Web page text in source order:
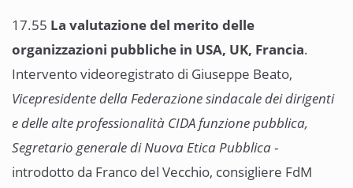
17.55 La valutazione del merito delle
organizzazioni pubbliche in USA, UK, Francia.
Intervento videoregistrato di Giuseppe Beato,
Vicepresidente della Federazione sindacale dei dirigenti
e delle alte professionalità CIDA funzione pubblica,
Segretario generale di Nuova Etica Pubblica-
introdotto da Franco del Vecchio, consigliere FdM